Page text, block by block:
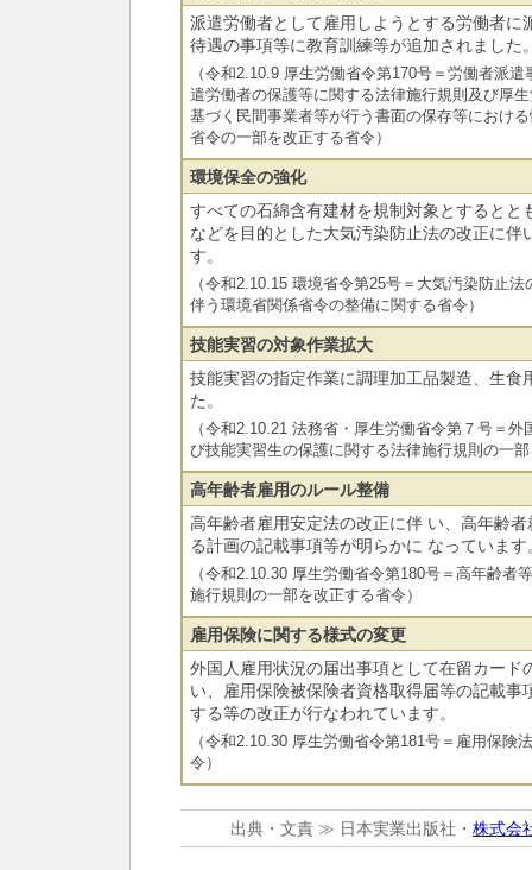
派遣労働者として雇用しようとする労働者に
待遇の事項等に教育訓練等が追加されました
（令和2.10.9 厚生労働省令第170号＝労働者派
遣労働者の保護等に関する法律施行規則及び厚
基づく民間事業者等が行う書面の保存等におけ
省令の一部を改正する省令）
環境保全の強化
すべての石綿含有建材を規制対象とするとと
などを目的とした大気汚染防止法の改正に伴
す。
（令和2.10.15 環境省令第25号＝大気汚染防止
伴う環境省関係省令の整備に関する省令）
技能実習の対象作業拡大
技能実習の指定作業に調理加工品製造、生食
た。
（令和2.10.21 法務省・厚生労働省令第７号＝
び技能実習生の保護に関する法律施行規則の一
高年齢者雇用のルール整備
高年齢者雇用安定法の改正に伴 い、高年齢
る計画の記載事項等が明らかに なっています
（令和2.10.30 厚生労働省令第180号＝高年齢者
施行規則の一部を改正する省令）
雇用保険に関する様式の変更
外国人雇用状況の届出事項として在留カード
い、雇用保険被保険者資格取得届等の記載事
する等の改正が行なわれています。
（令和2.10.30 厚生労働省令第181号＝雇用保険
令）
出典・文責 ≫ 日本実業出版社・ 株式会